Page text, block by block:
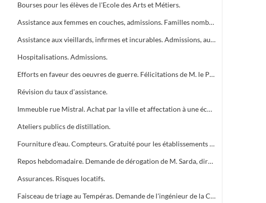
Bourses pour les élèves de l'Ecole des Arts et Métiers.
Assistance aux femmes en couches, admissions. Familles nombreuses, admissions.
Assistance aux vieillards, infirmes et incurables. Admissions, augmentations, rejets.
Hospitalisations. Admissions.
Efforts en faveur des oeuvres de guerre. Félicitations de M. le Préfet du Gard.
Révision du taux d'assistance.
Immeuble rue Mistral. Achat par la ville et affectation à une école de jeunes filles. Aménagements.
Ateliers publics de distillation.
Fourniture d'eau. Compteurs. Gratuité pour les établissements militaires et hospitaliers.
Repos hebdomadaire. Demande de dérogation de M. Sarda, directeur des Nouvelles Galeries. Avis défavorable.
Assurances. Risques locatifs.
Faisceau de triage au Tempéras. Demande de l'ingénieur de la Compagnie P.L.M. pour l'élargissement du chemin de St André.